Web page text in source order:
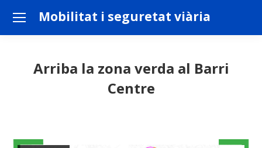
Mobilitat i seguretat viària
Arriba la zona verda al Barri
Centre